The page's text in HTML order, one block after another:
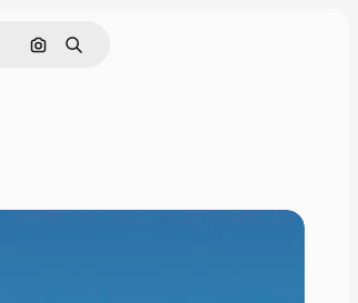
Pesquisar por imagem
Buscar